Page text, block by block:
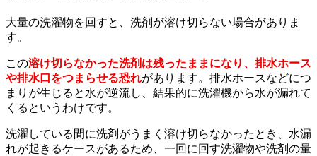
大量の洗濯物を回すと、洗剤が溶け切らない場合がありま
す。
この溶け切らなかった洗剤は残ったままになり、排水ホース
や排水口をつまらせる恐れがあります。排水ホースなどにつ
まりが生じると水が逆流し、結果的に洗濯機から水が漏れて
くるというわけです。
洗濯している間に洗剤がうまく溶け切らなかったとき、水漏
れが起きるケースがあるため、一回に回す洗濯物や洗剤の量